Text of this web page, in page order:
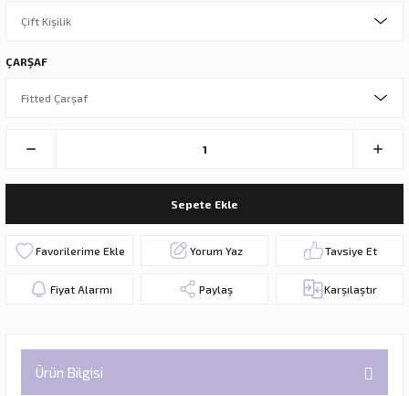
ÇARŞAF
Sepete Ekle
Yorum Yaz Tavsiye Et
Fiyat Alarmı Paylaş Karşılaştır
Ürün Bilgisi